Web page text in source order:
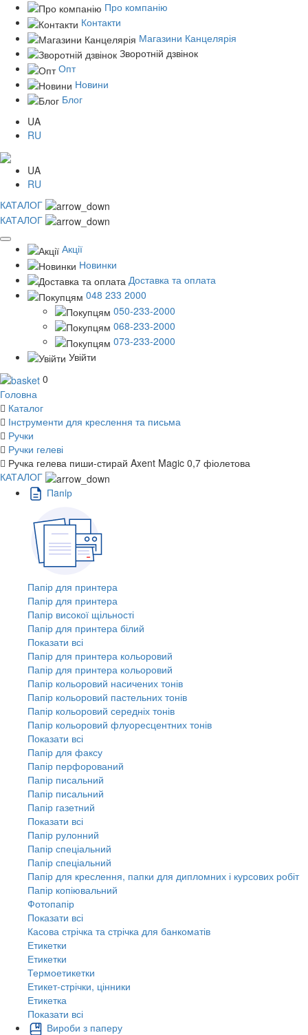
Про компанію
Контакти
Магазини Канцелярія
Зворотній дзвінок
Опт
Новини
Блог
UA
RU
UA
RU
КАТАЛОГ
КАТАЛОГ
Акції
Новинки
Доставка та оплата
048 233 2000
050-233-2000
068-233-2000
073-233-2000
Увійти
0
Головна
Каталог
Інструменти для креслення та письма
Ручки
Ручки гелеві
Ручка гелева пиши-стирай Axent Magic 0,7 фіолетова
КАТАЛОГ
Пaпiр
Папір для принтера
Папір для принтера
Папір високої щільності
Папір для принтера білий
Показати всі
Папір для принтера кольоровий
Папір для принтера кольоровий
Папір кольоровий насичених тонів
Папір кольоровий пастельних тонів
Папір кольоровий середніх тонів
Папір кольоровий флуоресцентних тонів
Показати всі
Папір для факсу
Папір перфорований
Папір писальний
Папір писальний
Папір газетний
Показати всі
Папір рулонний
Папір спеціальний
Папір спеціальний
Папір для креслення, папки для дипломних і курсових робіт
Папір копіювальний
Фотопапір
Показати всі
Касова стрічка та стрічка для банкоматів
Етикетки
Етикетки
Термоетикетки
Етикет-стрічки, цінники
Етикетка
Показати всі
Вироби з паперу